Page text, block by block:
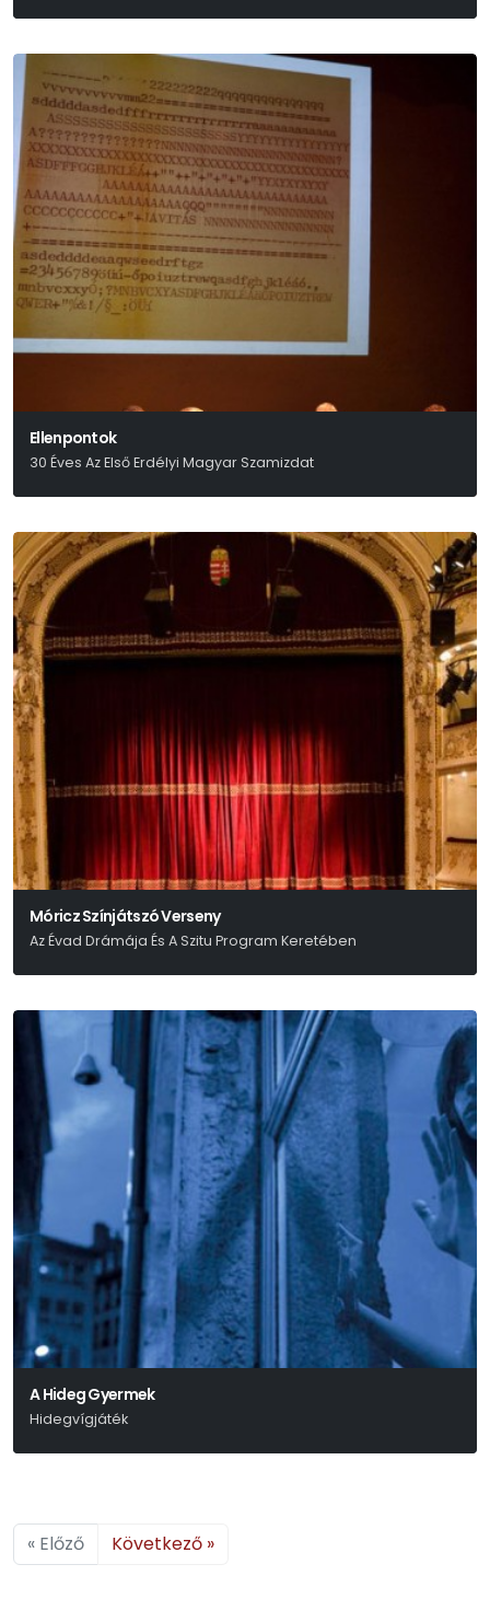
Ellenpontok
30 Éves Az Első Erdélyi Magyar Szamizdat
Móricz Színjátszó Verseny
Az Évad Drámája És A Szitu Program Keretében
A Hideg Gyermek
Hidegvígjáték
« Előző Következő »